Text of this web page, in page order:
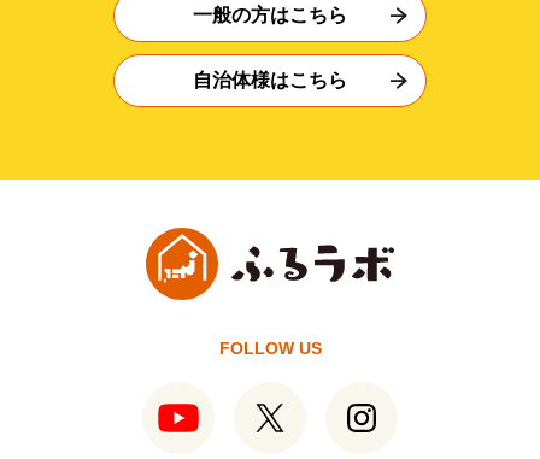
一般の方はこちら
自治体様はこちら
FOLLOW US